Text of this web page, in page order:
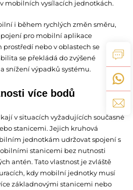
mobilních vysílacích jednotkách.
i během rychlých změn směru,
pro mobilní aplikace
prostředí nebo v oblastech se
se překládá do zvýšené
snížení výpadků systému.
více bodů
v situacích vyžadujících současné
stanicemi. Jejich kruhová
jednotkám udržovat spojení s
stanicemi bez nutnosti
antén. Tato vlastnost je zvláště
kdy mobilní jednotky musí
základnovými stanicemi nebo